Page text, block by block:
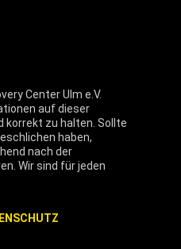
Center Ulm e.V.
auf dieser
korrekt zu halten. Sollte
haben,
nach der
Wir sind für jeden